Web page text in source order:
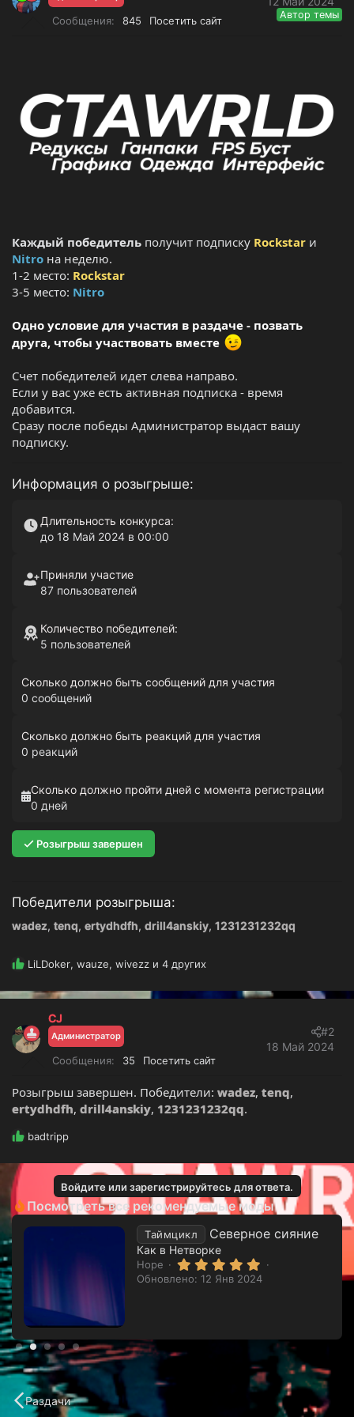
т
ч
Сообщения 845 Посетить сайт Автор темы
Каждый победитель получит подписку Rockstar и
Nitro на неделю.
1-2 место: Rockstar
3-5 место: Nitro
Одно условие для участия в раздаче - позвать
друга, чтобы участвовать вместе
Счет победителей идет слева направо.
Если у вас уже есть активная подписка - время
добавится.
Сразу после победы Администратор выдаст вашу
подписку.
Информация о розыгрыше:
Длительность конкурса:
до 18 Май 2024 в 00:00
Приняли участие
87 пользователей
Количество победителей:
5 пользователей
Сколько должно быть сообщений для участия
0 сообщений
Сколько должно быть реакций для участия
0 реакций
Сколько должно пройти дней с момента регистрации
0 дней
Розыгрыш завершен
Победители розыгрыша:
wadez tenq ertydhdfh drill4anskiy 1231231232qq
Р
а
и
и
LiLDoker, wauze, wivezz и 4 других
CJ
Администратор
Сообщения 35 Посетить сайт
18 Май 2024
#2
Розыгрыш завершен. Победители: wadez, tenq,
ertydhdfh, drill4anskiy, 1231231232qq.
Р
а
и
badtripp
Войдите или зарегистрируйтесь для ответа.
Посмотреть все рекомендуемые моды
Таймцикл Северное сияние
Как в Нетворке
Hope 5
.
д
Обновлено: 12 Янв 2024
Раздачи